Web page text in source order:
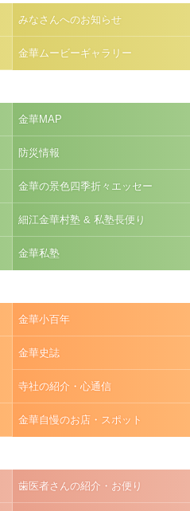
みなさんへのお知らせ
金華ムービーギャラリー
金華MAP
防災情報
金華の景色四季折々エッセー
細江金華村塾 & 私塾長便り
金華私塾
金華小百年
金華史誌
寺社の紹介・心通信
金華自慢のお店・スポット
歯医者さんの紹介・お便り